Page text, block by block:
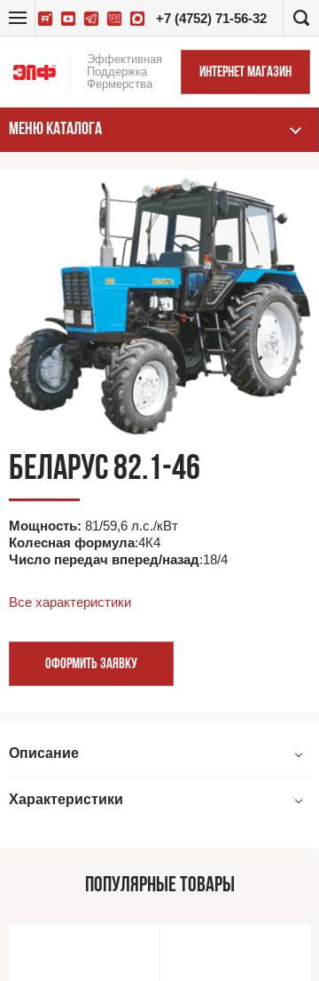
+7 (4752) 71-56-32
Эффективная
Поддержка
Фермерства
ИНТЕРНЕТ МАГАЗИН
МЕНЮ КАТАЛОГА
БЕЛАРУС 82.1-46
Мощность: 81/59,6 л.с./кВт
Колесная формула:4К4
Число передач вперед/назад:18/4
Все характеристики
ОФОРМИТЬ ЗАЯВКУ
Описание
Характеристики
ПОПУЛЯРНЫЕ ТОВАРЫ